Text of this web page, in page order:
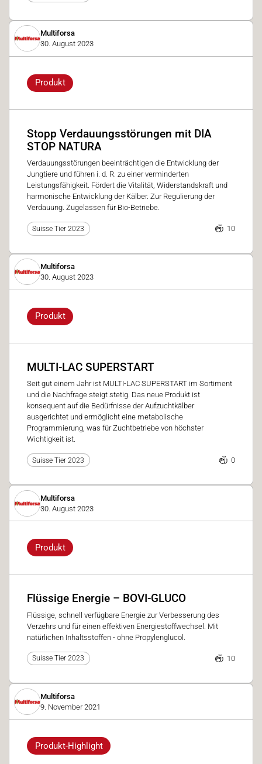
Multiforsa
30. August 2023
Produkt
Stopp Verdauungsstörungen mit DIA
STOP NATURA
Verdauungsstörungen beeinträchtigen die Entwicklung der
Jungtiere und führen i. d. R. zu einer verminderten
Leistungsfähigkeit. Fördert die Vitalität, Widerstandskraft und
harmonische Entwicklung der Kälber. Zur Regulierung der
Verdauung. Zugelassen für Bio-Betriebe.
Suisse Tier 2023 10
Multiforsa
30. August 2023
Produkt
MULTI-LAC SUPERSTART
Seit gut einem Jahr ist MULTI-LAC SUPERSTART im Sortiment
und die Nachfrage steigt stetig. Das neue Produkt ist
konsequent auf die Bedürfnisse der Aufzuchtkälber
ausgerichtet und ermöglicht eine metabolische
Programmierung, was für Zuchtbetriebe von höchster
Wichtigkeit ist.
Suisse Tier 2023 0
Multiforsa
30. August 2023
Produkt
Flüssige Energie – BOVI-GLUCO
Flüssige, schnell verfügbare Energie zur Verbesserung des
Verzehrs und für einen effektiven Energiestoffwechsel. Mit
natürlichen Inhaltsstoffen - ohne Propylenglucol.
Suisse Tier 2023 10
Multiforsa
9. November 2021
Produkt-Highlight